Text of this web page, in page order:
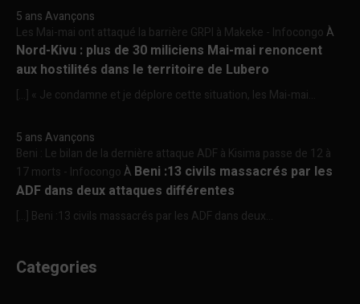
5 ans Avançons
Les Mai-mai ont attaqué la barrière GRPI à Makeke - InfocongoÀ
Nord-Kivu : plus de 30 miliciens Mai-mai renoncent
aux hostilités dans le territoire de Lubero
[…] « Je condamne et je déplore cette situation, les Mai-mai...
5 ans Avançons
Beni : Le bilan de la dernière attaque ADF à Kisima passe de 12 à
17 morts - InfocongoÀ Beni :13 civils massacrés par les
ADF dans deux attaques différentes
[…] Beni :13 civils massacrés par les ADF dans deux...
Categories